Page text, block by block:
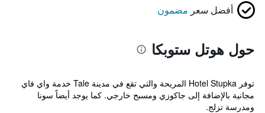
أفضل سعر مضمون
حول هوتل ستوبكا
توفر Hotel Stupka المريحة والتي تقع في مدينة Tale خدمة واي فاي
مجانية بالإضافة إلى جاكوزي ومسبح خارجي. كما يوجد أيضاً سونا
ومدرسة تزلج.